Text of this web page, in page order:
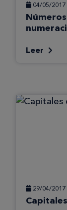
04/05/2017
Leer
29/04/2017